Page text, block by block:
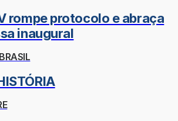
rompe protocolo e abraça
inaugural